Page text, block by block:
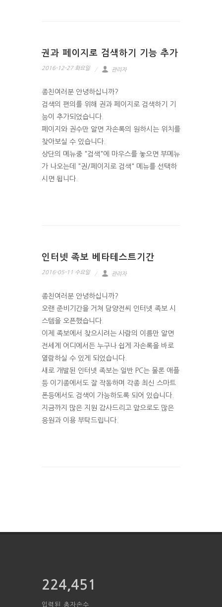
권과 페이지로 검색하기 기능 추가
2016-12-27 화요일 관리자
종친여러분 안녕하십니까?
검색의 편의를 위해 권과 페이지로 검색하기 기
능이 추가되었습니다.
페이지와 권수만 알면 자손록의 원하시는 위치를
찾아보실 수 있습니다.
상단의 메뉴중 "검색"에 마우스를 놓으면 부메뉴
가 나오는데 "권/페이지로 검색" 메뉴를 선택하
시면 됩니다.
인터넷 족보 베타테스트기간
2016-05-11 수요일 관리자
종친여러분 안녕하십니까?
오랜 준비기간을 거쳐 담양전씨 인터넷 족보 시
스템을 오픈했습니다.
이제 족보에서 찾으시려는 사람의 이름만 알면
전세계 어디에서든 누구나 쉽게 자손록을 바로
열람하실 수 있게 되었습니다.
새로 개발된 인터넷 족보는 일반 PC는 물론 애플
등 이기종에서도 잘 작동하며 각종 최신 스마트
폰등에서도 검색이 가능하도록 되어 있습니다.
지금까지 많은 지원 감사드리고 앞으로도 많은
응원과 이용 부탁드립니다.
224,451
입력된 총자손수